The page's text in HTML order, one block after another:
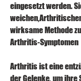
eingesetzt werden.
wirksame Methode
Arthritis-Symptomen
Arthritis ist eine
der Gelenke, um ihre